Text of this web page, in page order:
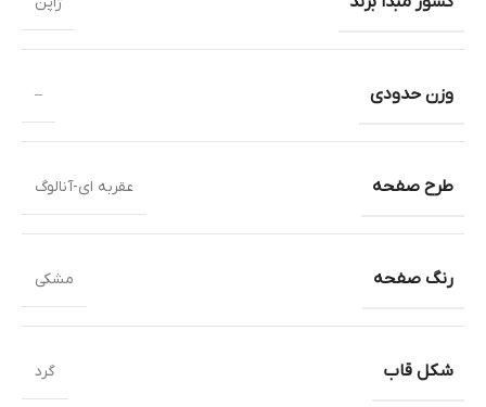
وزن حدودی –
طرح صفحه عقربه ای-آنالوگ
رنگ صفحه مشکی
شکل قاب گرد